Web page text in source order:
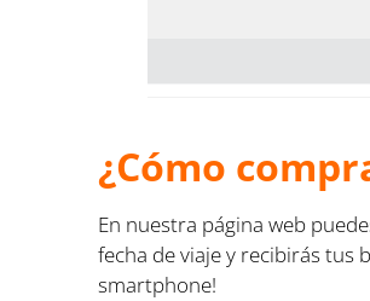
¿Cómo
En nuestra página web
fecha de viaje y recibirás tus
smartphone!